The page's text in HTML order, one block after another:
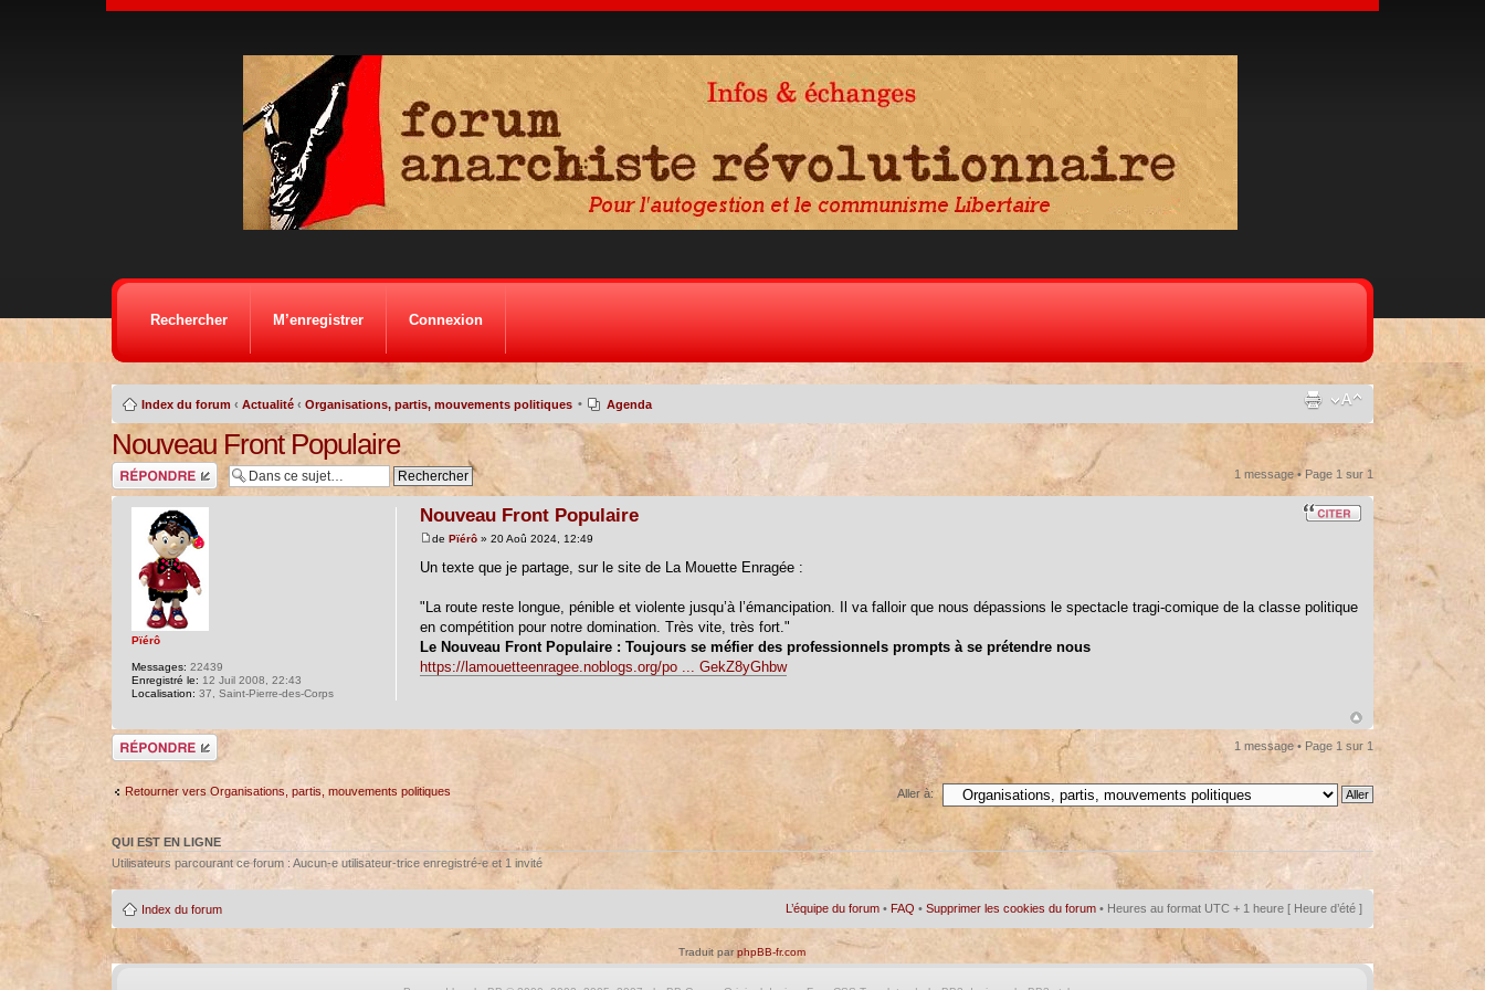
Rechercher M’enregistrer Connexion
Index du forum ‹ Actualité ‹ Organisations, partis, mouvements politiques • Agenda
Nouveau Front Populaire
Répondre 1 message • Page 1 sur 1
Nouveau Front Populaire
dePïérô » 20 Aoû 2024, 12:49
Un texte que je partage, sur le site de La Mouette Enragée :
"La route reste longue, pénible et violente jusqu’à l’émancipation. Il va falloir que nous dépassions le spectacle tragi-comique de la classe politique
en compétition pour notre domination. Très vite, très fort."
Le Nouveau Front Populaire : Toujours se méfier des professionnels prompts à se prétendre nous
https://lamouetteenragee.noblogs.org/po ... GekZ8yGhbw
Pïérô
Messages: 22439
Enregistré le: 12 Juil 2008, 22:43
Localisation: 37, Saint-Pierre-des-Corps
Répondre 1 message • Page 1 sur 1
Retourner vers Organisations, partis, mouvements politiques Aller à:
QUI EST EN LIGNE
Utilisateurs parcourant ce forum : Aucun-e utilisateur-trice enregistré-e et 1 invité
Index du forum L’équipe du forum • FAQ •Supprimer les cookies du forum • Heures au format UTC + 1 heure [ Heure d’été ]
Traduit parphpBB-fr.com